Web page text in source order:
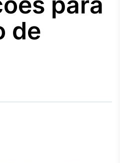
Agro
Tudo sobre o
agronegócio
de